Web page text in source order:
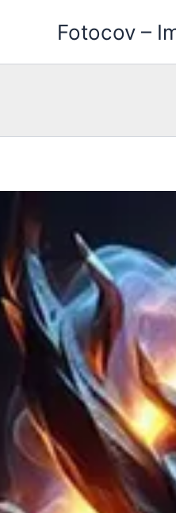
Fotocov –